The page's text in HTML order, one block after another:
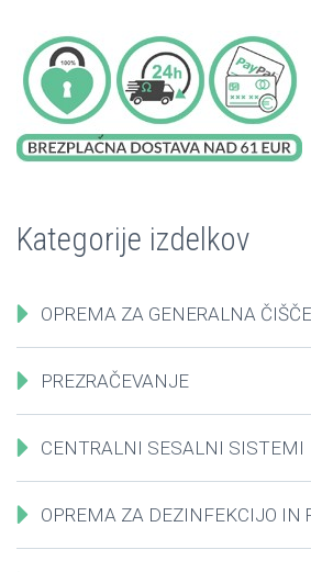
Kategorije izdelkov
OPREMA ZA GENERALNA
PREZRAČEVANJE
CENTRALNI SESALNI SISTEMI
OPREMA ZA DEZINFEKCIJO IN